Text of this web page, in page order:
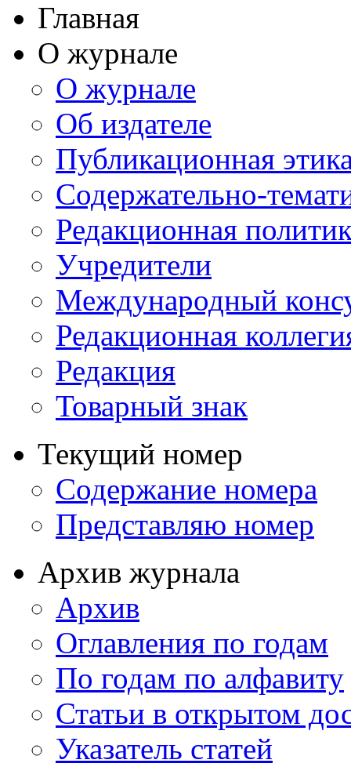
Главная
О журнале
О журнале
Об издателе
Публикационная
Содержательно-
Редакционная
Учредители
Международный
Редакционная
Редакция
Товарный знак
Текущий номер
Содержание номера
Представляю номер
Архив журнала
Архив
Оглавления по годам
По годам по алфавиту
Статьи в открытом
Указатель статей